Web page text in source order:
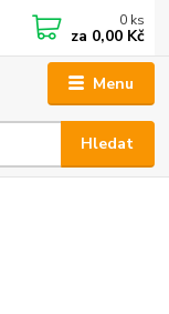
Menu
Hledat
0 ks
za 0,00 Kč